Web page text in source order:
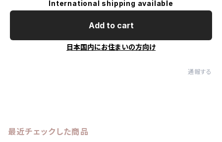
International shipping available
Add to cart
日本国内にお住まいの方向け
通報する
最近チェックした商品